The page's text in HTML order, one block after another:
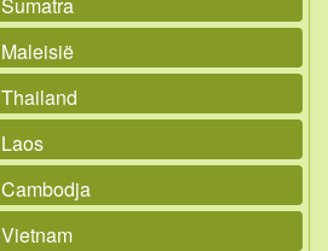
Maleisië
Thailand
Laos
Cambodja
Vietnam